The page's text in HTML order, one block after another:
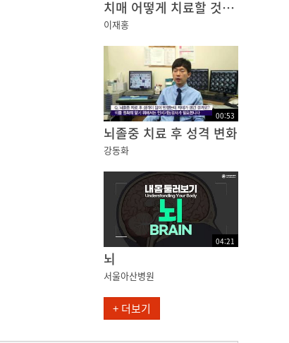
치매 어떻게 치료할 것인가?
이재홍
00:53
뇌졸중 치료 후 성격 변화
강동화
04:21
뇌
서울아산병원
+ 더보기